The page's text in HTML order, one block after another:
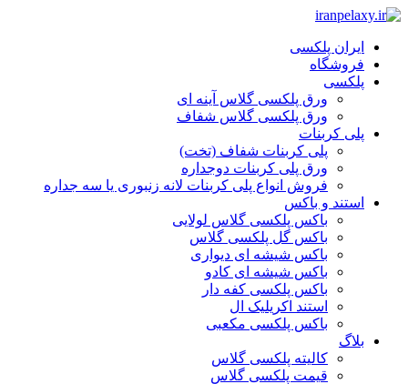
ایران پلکسی
فروشگاه
پلکسی
ورق پلکسی گلاس آینه ای
ورق پلکسی گلاس شفاف
پلی کربنات
پلی کربنات شفاف (تخت)
ورق پلی کربنات دوجداره
فروش انواع پلی کربنات لانه زنبوری یا سه جداره
استند و باکس
باکس پلکسی گلاس لولایی
باکس گل پلکسی گلاس
باکس شیشه ای دیواری
باکس شیشه ای کادو
باکس پلکسی کفه دار
استند اکریلیک ال
باکس پلکسی مکعبی
بلاگ
کالیته پلکسی گلاس
قیمت پلکسی گلاس